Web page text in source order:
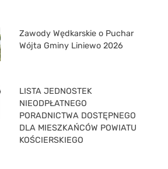
Zawody Wędkarskie o Puchar
Wójta Gminy Liniewo 2026
LISTA JEDNOSTEK
NIEODPŁATNEGO
PORADNICTWA DOSTĘPNEGO
DLA MIESZKAŃCÓW POWIATU
KOŚCIERSKIEGO